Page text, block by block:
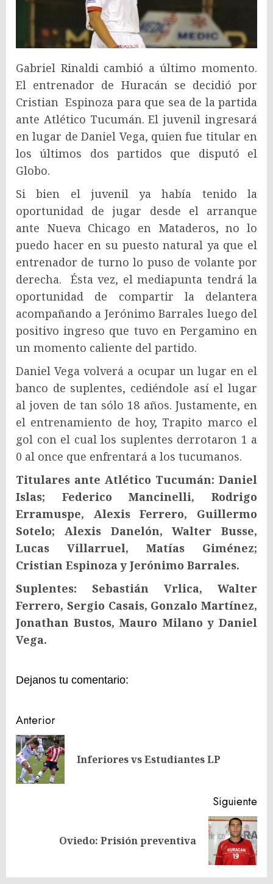
Gabriel Rinaldi cambió a último momento.
El entrenador de Huracán se decidió por
Cristian Espinoza para que sea de la partida
ante Atlético Tucumán. El juvenil ingresará
en lugar de Daniel Vega, quien fue titular en
los últimos dos partidos que disputó el
Globo.
Si bien el juvenil ya había tenido la
oportunidad de jugar desde el arranque
ante Nueva Chicago en Mataderos, no lo
puedo hacer en su puesto natural ya que el
entrenador de turno lo puso de volante por
derecha. Ésta vez, el mediapunta tendrá la
oportunidad de compartir la delantera
acompañando a Jerónimo Barrales luego del
positivo ingreso que tuvo en Pergamino en
un momento caliente del partido.
Daniel Vega volverá a ocupar un lugar en el
banco de suplentes, cediéndole así el lugar
al joven de tan sólo 18 años. Justamente, en
el entrenamiento de hoy, Trapito marco el
gol con el cual los suplentes derrotaron 1 a
0 al once que enfrentará a los tucumanos.
Titulares ante Atlético Tucumán: Daniel
Islas; Federico Mancinelli, Rodrigo
Erramuspe, Alexis Ferrero, Guillermo
Sotelo; Alexis Danelón, Walter Busse,
Lucas Villarruel, Matías Giménez;
Cristian Espinoza y Jerónimo Barrales.
Suplentes: Sebastián Vrlica, Walter
Ferrero, Sergio Casais, Gonzalo Martínez,
Jonathan Bustos, Mauro Milano y Daniel
Vega.
Dejanos tu comentario:
Navegación
de
entradas
Anterior
Inferiores vs Estudiantes LP
Siguiente
SiguienteOviedo: Prisión preventiva